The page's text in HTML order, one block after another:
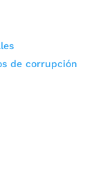
de corrupción
Con
más lo